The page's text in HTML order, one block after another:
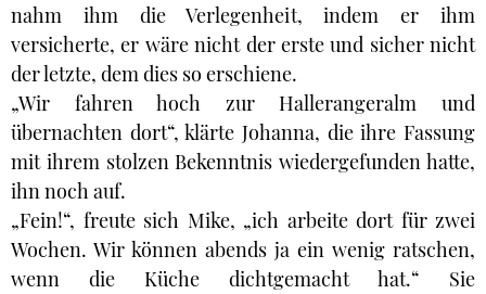
nahm ihm die Verlegenheit, indem er ihm
versicherte, er wäre nicht der erste und sicher nicht
der letzte, dem dies so erschiene.
„Wir fahren hoch zur Hallerangeralm und
übernachten dort“, klärte Johanna, die ihre Fassung
mit ihrem stolzen Bekenntnis wiedergefunden hatte,
ihn noch auf.
„Fein!“, freute sich Mike, „ich arbeite dort für zwei
Wochen. Wir können abends ja ein wenig ratschen,
wenn die Küche dichtgemacht hat.“ Sie